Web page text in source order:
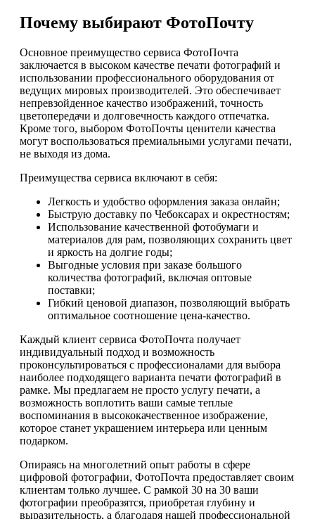
Почему выбирают ФотоПочту
Основное преимущество сервиса ФотоПочта
заключается в высоком качестве печати фотографий и
использовании профессионального оборудования от
ведущих мировых производителей. Это обеспечивает
непревзойденное качество изображений, точность
цветопередачи и долговечность каждого отпечатка.
Кроме того, выбором ФотоПочты ценители качества
могут воспользоваться премиальными услугами печати,
не выходя из дома.
Преимущества сервиса включают в себя:
Легкость и удобство оформления заказа онлайн;
Быструю доставку по Чебоксарах и окрестностям;
Использование качественной фотобумаги и
материалов для рам, позволяющих сохранить цвет
и яркость на долгие годы;
Выгодные условия при заказе большого
количества фотографий, включая оптовые
поставки;
Гибкий ценовой диапазон, позволяющий выбрать
оптимальное соотношение цена-качество.
Каждый клиент сервиса ФотоПочта получает
индивидуальный подход и возможность
проконсультироваться с профессионалами для выбора
наиболее подходящего варианта печати фотографий в
рамке. Мы предлагаем не просто услугу печати, а
возможность воплотить ваши самые теплые
воспоминания в высококачественное изображение,
которое станет украшением интерьера или ценным
подарком.
Опираясь на многолетний опыт работы в сфере
цифровой фотографии, ФотоПочта предоставляет своим
клиентам только лучшее. С рамкой 30 на 30 ваши
фотографии преобразятся, приобретая глубину и
выразительность, а благодаря нашей профессиональной